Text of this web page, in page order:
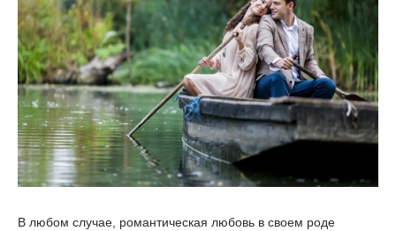
В любом случае, романтическая любовь в своем роде